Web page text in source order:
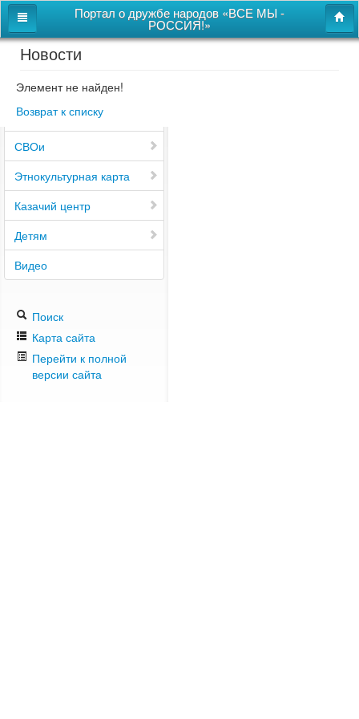
Портал о дружбе народов «ВСЕ МЫ -
РОССИЯ!»
Главная
Дом дружбы народов
Новости
СВОи
Этнокультурная карта
Казачий центр
Детям
Видео
Поиск
Карта сайта
Перейти к полной
версии сайта
Новости
Элемент не найден!
Возврат к списку